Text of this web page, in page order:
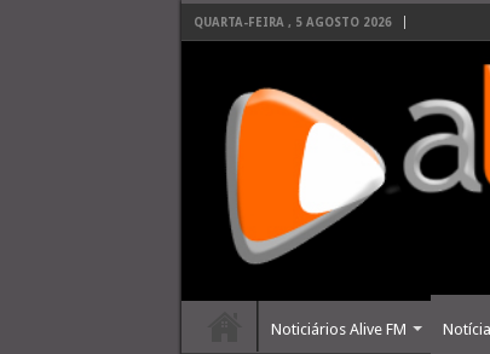
QUARTA-FEIRA , 5 AGOSTO 2026
Noticiários Alive FM